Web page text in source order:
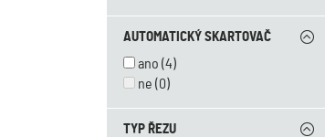
AUTOMATICKÝ SKARTOVAČ
ano (4)
ne (0)
TYP ŘEZU